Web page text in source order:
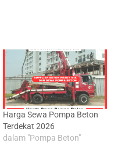
Harga Sewa Pompa Beton
Terdekat 2026
dalam "Pompa Beton"